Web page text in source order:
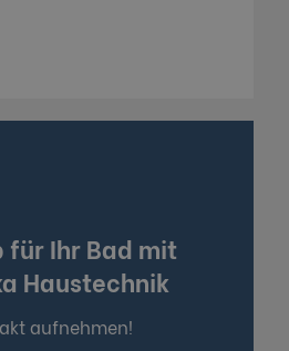
für Ihr Bad mit
Haustechnik
aufnehmen!